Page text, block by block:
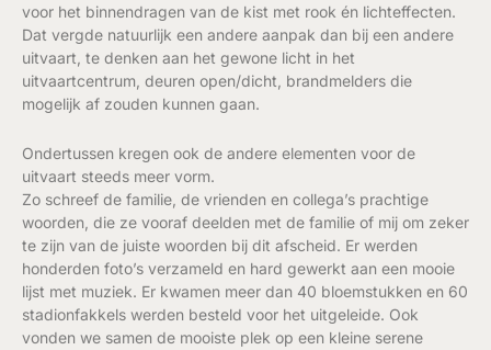
voor het binnendragen van de kist met rook én lichteffecten.
Dat vergde natuurlijk een andere aanpak dan bij een andere
uitvaart, te denken aan het gewone licht in het
uitvaartcentrum, deuren open/dicht, brandmelders die
mogelijk af zouden kunnen gaan.
Ondertussen kregen ook de andere elementen voor de
uitvaart steeds meer vorm.
Zo schreef de familie, de vrienden en collega’s prachtige
woorden, die ze vooraf deelden met de familie of mij om zeker
te zijn van de juiste woorden bij dit afscheid. Er werden
honderden foto’s verzameld en hard gewerkt aan een mooie
lijst met muziek. Er kwamen meer dan 40 bloemstukken en 60
stadionfakkels werden besteld voor het uitgeleide. Ook
vonden we samen de mooiste plek op een kleine serene